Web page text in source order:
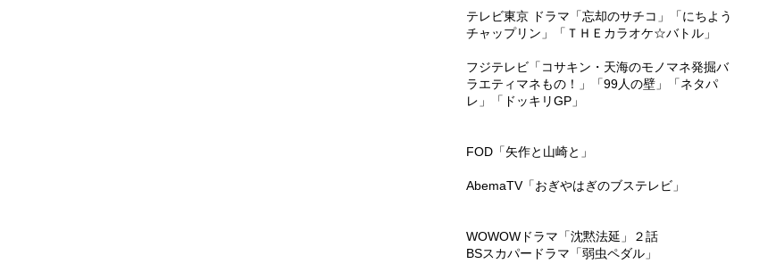
テレビ東京 ドラマ「忘却のサチコ」「にちよう
チャップリン」「ＴＨＥカラオケ☆バトル」
フジテレビ「コサキン・天海のモノマネ発掘バ
ラエティマネもの！」「99人の壁」「ネタパ
レ」「ドッキリGP」
FOD「矢作と山崎と」
AbemaTV「おぎやはぎのブステレビ」
WOWOWドラマ「沈黙法延」２話
BSスカパードラマ「弱虫ペダル」